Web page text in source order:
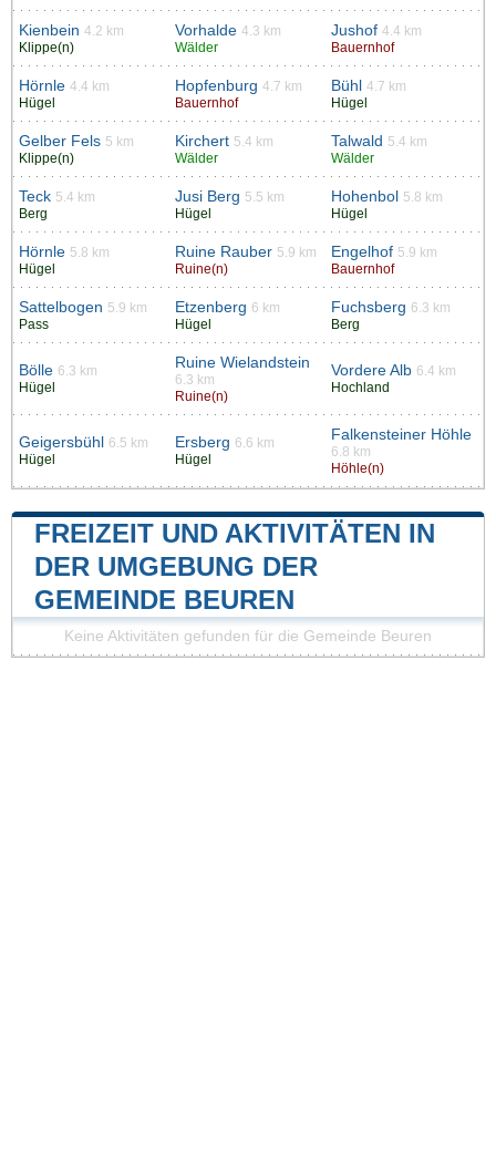
Kienbein 4.2 km
Klippe(n)
Vorhalde 4.3 km
Wälder
Jushof 4.4 km
Bauernhof
Hörnle 4.4 km
Hügel
Hopfenburg 4.7 km
Bauernhof
Bühl
4.7 km
Hügel
Gelber Fels 5 km
Klippe(n)
Kirchert 5.4 km
Wälder
Talwald 5.4 km
Wälder
Teck 5.4 km
Berg
Jusi Berg 5.5 km
Hügel
Hohenbol
5.8 km
Hügel
Hörnle 5.8 km
Hügel
Ruine Rauber 5.9 km
Ruine(n)
Engelhof 5.9 km
Bauernhof
Sattelbogen 5.9 km
Pass
Etzenberg 6 km
Hügel
Fuchsberg 6.3 km
Berg
Bölle 6.3 km
Hügel
Ruine Wielandstein
6.3 km
Ruine(n)
Vordere Alb 6.4 km
Hochland
Geigersbühl
6.5 km
Hügel
Ersberg 6.6 km
Hügel
Falkensteiner Höhle
6.8 km
Höhle(n)
FREIZEIT UND AKTIVITÄTEN IN
DER UMGEBUNG DER
GEMEINDE BEUREN
Keine Aktivitäten gefunden für die Gemeinde Beuren